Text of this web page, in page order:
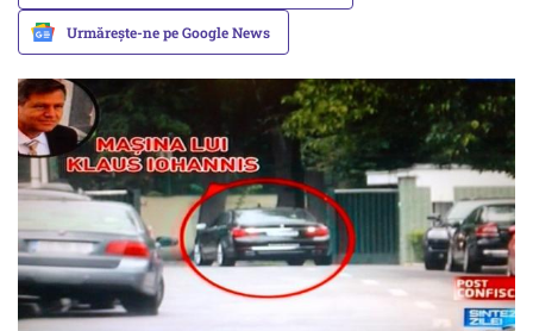
Urmărește-ne pe Google News